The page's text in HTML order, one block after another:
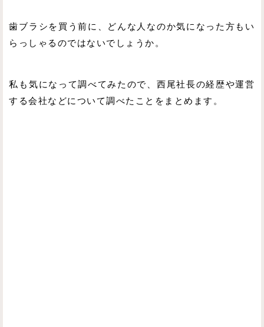
歯ブラシを買う前に、どんな人なのか気になった方もい
らっしゃるのではないでしょうか。
私も気になって調べてみたので、西尾社長の経歴や運営
する会社などについて調べたことをまとめます。